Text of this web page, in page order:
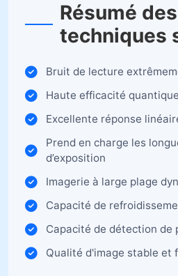
Résumé
techniques
Bruit de lecture
Haute efficacité
Excellente réponse
Prend en charge les
d’exposition
Imagerie à large plage
Capacité de
Capacité de détection de
Qualité d'image stable et